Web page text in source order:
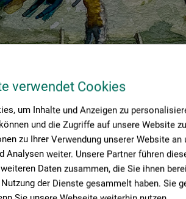
verwendet Cookies
um Inhalte und Anzeigen zu
und die Zugriffe auf unsere Website
zu Ihrer Verwendung unserer Website
Analysen weiter. Unsere Partner führen
Daten zusammen, die Sie ihnen
der Dienste gesammelt haben. Sie